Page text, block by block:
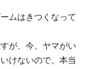
ムはきつくなって
が、今、ヤマがい
けないので、本当